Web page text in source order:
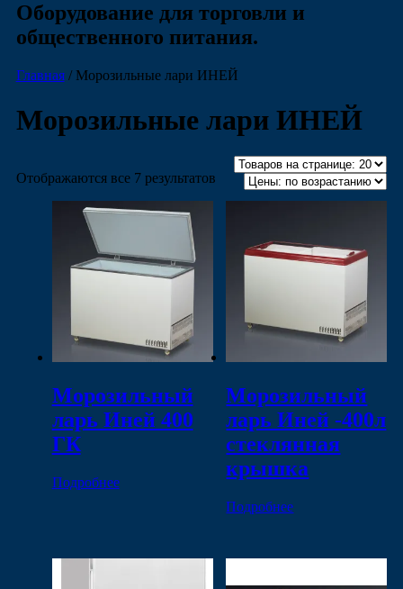
Оборудование для торговли и
общественного питания.
Главная/ Морозильные лари ИНЕЙ
Морозильные лари ИНЕЙ
Отображаются все 7 результатов
Морозильный
ларь Иней 400
ГК
Подробнее
Морозильный
ларь Иней -400л
стеклянная
крышка
Подробнее